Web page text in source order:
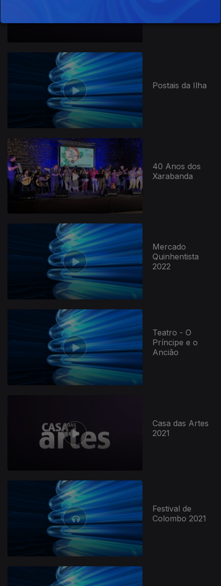
Postais da Ilha
40 Anos dos
Xarabanda
Mercado
Quinhentista
2022
Teatro - O
Príncipe e o
Ancião
Casa das Artes
2021
Festival de
Colombo 2021